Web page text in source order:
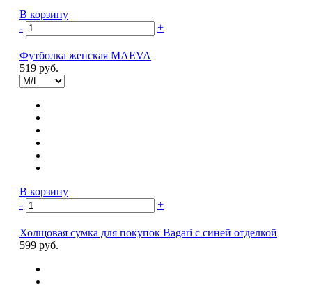
В корзину
-
+
Футболка женская MAEVA
519 руб.
В корзину
-
+
Холщовая сумка для покупок Bagari с синей отделкой
599 руб.